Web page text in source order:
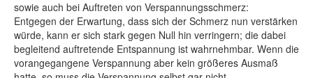
sowie auch bei Auftreten von Verspannungsschmerz:
Entgegen der Erwartung, dass sich der Schmerz nun verstärken
würde, kann er sich stark gegen Null hin verringern; die dabei
begleitend auftretende Entspannung ist wahrnehmbar. Wenn die
vorangegangene Verspannung aber kein größeres Ausmaß